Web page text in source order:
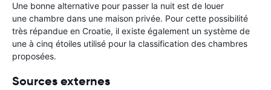
Une bonne alternative pour passer la nuit est de louer
une chambre dans une maison privée. Pour cette possibilité
très répandue en Croatie, il existe également un système de
une à cinq étoiles utilisé pour la classification des chambres
proposées.
Sources externes